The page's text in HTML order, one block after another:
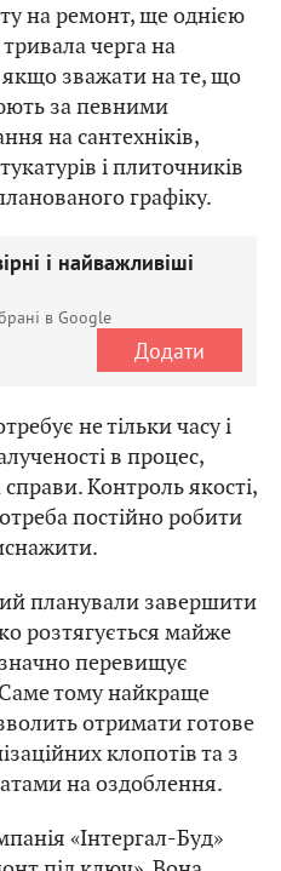
на ремонт, ще однією
черга на
якщо зважати на те, що
за певними
на сантехніків,
і плиточників
графіку.
і найважливіші
в Google
Додати
не тільки часу і
в процес,
Контроль якості,
постійно робити
планували завершити
розтягується майже
перевищує
тому найкраще
отримати готове
клопотів та з
на оздоблення.
«Інтергал-Буд»